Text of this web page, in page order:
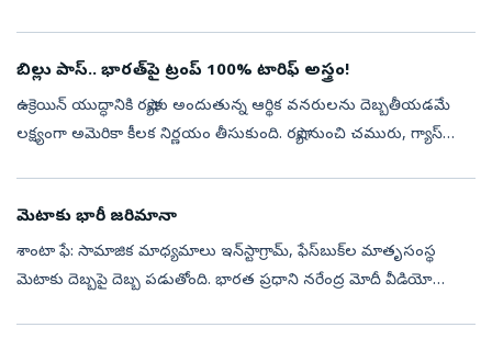
బిల్లు పాస్‌.. భారత్‌పై ట్రంప్‌ 100% టారిఫ్‌ అస్త్రం!
ఉక్రెయిన్‌ యుద్ధానికి రష్యాకు అందుతున్న ఆర్థిక వనరులను దెబ్బతీయడమే
లక్ష్యంగా అమెరికా కీలక నిర్ణయం తీసుకుంది. రష్యా నుంచి చమురు, గ్యాస్‌
మెటాకు భారీ జరిమానా
శాంటా ఫే: సామాజిక మాధ్యమాలు ఇన్‌స్టాగ్రామ్, ఫేస్‌బుక్‌ల మాతృసంస్థ
మెటాకు దెబ్బపై దెబ్బ పడుతోంది. భారత ప్రధాని నరేంద్ర మోదీ వీడియో